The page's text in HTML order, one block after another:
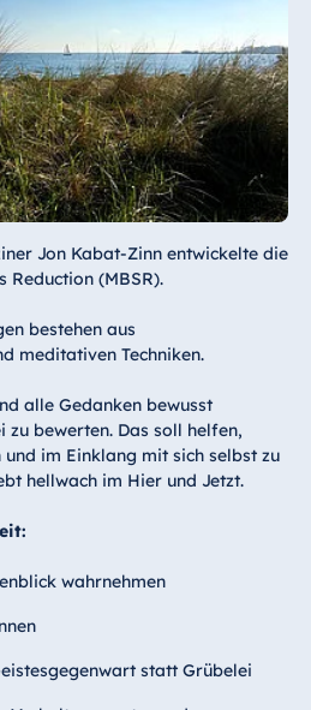
Jon Kabat-Zinn entwickelte die
Reduction (MBSR).
bestehen aus
meditativen Techniken.
alle Gedanken bewusst
zu bewerten. Das soll helfen,
im Einklang mit sich selbst zu
hellwach im Hier und Jetzt.
wahrnehmen
statt Grübelei